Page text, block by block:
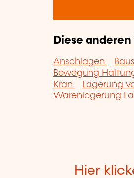
Diese
Anschlagen
Bewegung
Kran
Lagerung
Warenlagerung
Hier